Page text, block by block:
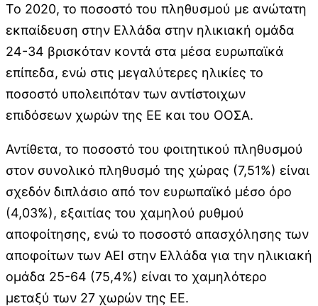
Το 2020, το ποσοστό του πληθυσμού με ανώτατη
εκπαίδευση στην Ελλάδα στην ηλικιακή ομάδα
24-34 βρισκόταν κοντά στα μέσα ευρωπαϊκά
επίπεδα, ενώ στις μεγαλύτερες ηλικίες το
ποσοστό υπολειπόταν των αντίστοιχων
επιδόσεων χωρών της ΕΕ και του ΟΟΣΑ.
Αντίθετα, το ποσοστό του φοιτητικού πληθυσμού
στον συνολικό πληθυσμό της χώρας (7,51%) είναι
σχεδόν διπλάσιο από τον ευρωπαϊκό μέσο όρο
(4,03%), εξαιτίας του χαμηλού ρυθμού
αποφοίτησης, ενώ το ποσοστό απασχόλησης των
αποφοίτων των ΑΕΙ στην Ελλάδα για την ηλικιακή
ομάδα 25-64 (75,4%) είναι το χαμηλότερο
μεταξύ των 27 χωρών της ΕΕ.